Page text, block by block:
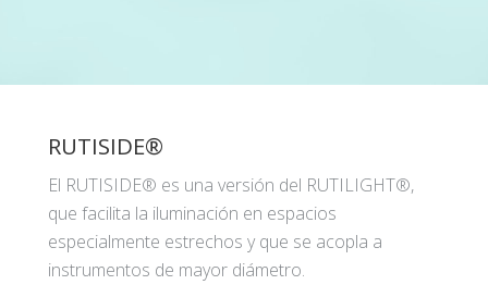
RUTISIDE®
El RUTISIDE® es una versión del RUTILIGHT®,
que facilita la iluminación en espacios
especialmente estrechos y que se acopla a
instrumentos de mayor diámetro.